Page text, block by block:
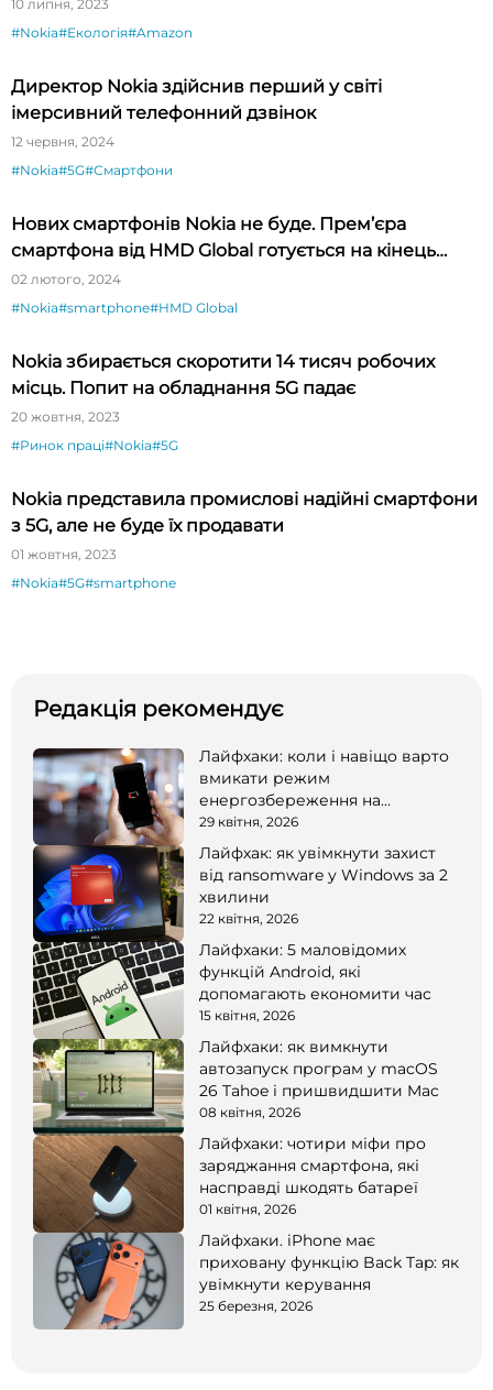
10 липня, 2023
#Nokia#Екологія#Amazon
Директор Nokia здійснив перший у світі
імерсивний телефонний дзвінок
12 червня, 2024
#Nokia#5G#Смартфони
Нових смартфонів Nokia не буде. Прем’єра
смартфона від HMD Global готується на кінець
лютого
02 лютого, 2024
#Nokia#smartphone#HMD Global
Nokia збирається скоротити 14 тисяч робочих
місць. Попит на обладнання 5G падає
20 жовтня, 2023
#Ринок праці#Nokia#5G
Nokia представила промислові надійні смартфони
з 5G, але не буде їх продавати
01 жовтня, 2023
#Nokia#5G#smartphone
Редакція рекомендує
Лайфхаки: коли і навіщо варто
вмикати режим
енергозбереження на
смартфоні
29 квітня, 2026
Лайфхак: як увімкнути захист
від ransomware у Windows за 2
хвилини
22 квітня, 2026
Лайфхаки: 5 маловідомих
функцій Android, які
допомагають економити час
15 квітня, 2026
Лайфхаки: як вимкнути
автозапуск програм у macOS
26 Tahoe і пришвидшити Mac
08 квітня, 2026
Лайфхаки: чотири міфи про
заряджання смартфона, які
насправді шкодять батареї
01 квітня, 2026
Лайфхаки. iPhone має
приховану функцію Back Tap: як
увімкнути керування
25 березня, 2026